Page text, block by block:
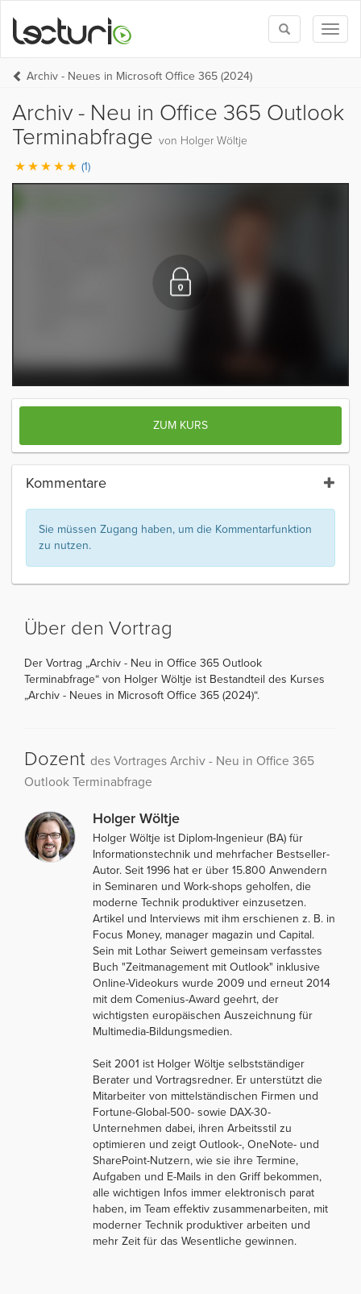
Toggle
search
Archiv - Neues in Microsoft Office 365 (2024)
Archiv - Neu in Office 365 Outlook
Terminabfrage von Holger Wöltje
(1)
ZUM KURS
Kommentare
Sie müssen Zugang haben, um die Kommentarfunktion
zu nutzen.
Über den Vortrag
Der Vortrag „Archiv - Neu in Office 365 Outlook
Terminabfrage“ von Holger Wöltje ist Bestandteil des Kurses
„Archiv - Neues in Microsoft Office 365 (2024)“.
Dozent des Vortrages Archiv - Neu in Office 365
Outlook Terminabfrage
Holger Wöltje
Holger Wöltje ist Diplom-Ingenieur (BA) für
Informationstechnik und mehrfacher Bestseller-
Autor. Seit 1996 hat er über 15.800 Anwendern
in Seminaren und Work-shops geholfen, die
moderne Technik produktiver einzusetzen.
Artikel und Interviews mit ihm erschienen z. B. in
Focus Money, manager magazin und Capital.
Sein mit Lothar Seiwert gemeinsam verfasstes
Buch "Zeitmanagement mit Outlook" inklusive
Online-Videokurs wurde 2009 und erneut 2014
mit dem Comenius-Award geehrt, der
wichtigsten europäischen Auszeichnung für
Multimedia-Bildungsmedien.
Seit 2001 ist Holger Wöltje selbstständiger
Berater und Vortragsredner. Er unterstützt die
Mitarbeiter von mittelständischen Firmen und
Fortune-Global-500- sowie DAX-30-
Unternehmen dabei, ihren Arbeitsstil zu
optimieren und zeigt Outlook-, OneNote- und
SharePoint-Nutzern, wie sie ihre Termine,
Aufgaben und E-Mails in den Griff bekommen,
alle wichtigen Infos immer elektronisch parat
haben, im Team effektiv zusammenarbeiten, mit
moderner Technik produktiver arbeiten und
mehr Zeit für das Wesentliche gewinnen.